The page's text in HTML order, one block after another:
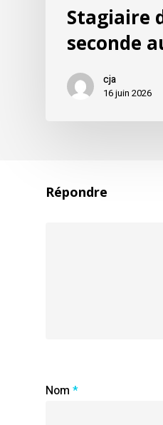
Stagiaire
seconde
cja
16 juin 2026
Répondre
Nom *